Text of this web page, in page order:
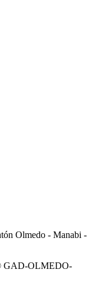
Olmedo - Manabi -
GAD-OLMEDO-